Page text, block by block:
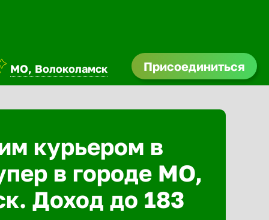
МО, Волоколамск Присоединиться
курьером в
в городе МО,
Доход до 183